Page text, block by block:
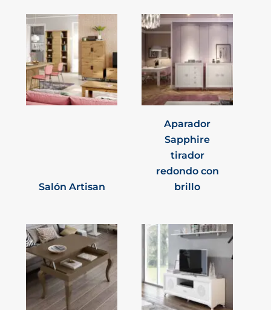
Salón Artisan
Aparador
Sapphire
tirador
redondo con
brillo